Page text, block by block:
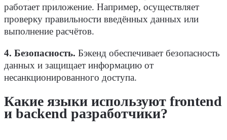
работает приложение. Например, осуществляет
проверку правильности введённых данных или
выполнение расчётов.
4. Безопасность. Бэкенд обеспечивает безопасность
данных и защищает информацию от
несанкционированного доступа.
Какие языки используют frontend
и backend разработчики?